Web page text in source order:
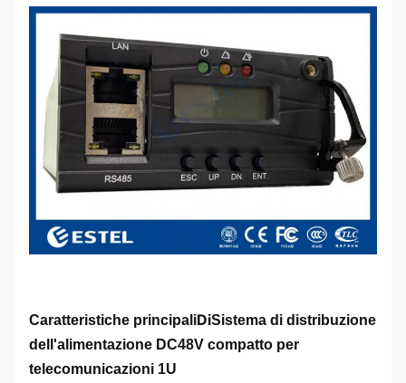
Caratteristiche principaliDiSistema di distribuzione
dell'alimentazione DC48V compatto per
telecomunicazioni 1U